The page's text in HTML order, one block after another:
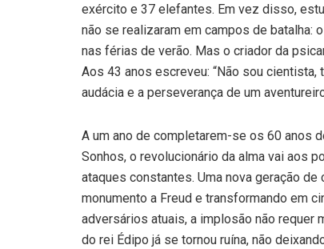
exército e 37 elefantes. Em vez disso,
não se realizaram em campos de batalha:
nas férias de verão. Mas o criador da
Aos 43 anos escreveu: “Não sou
audácia e a perseverança de um
A um ano de completarem-se os 60 anos
Sonhos, o revolucionário da alma vai aos
ataques constantes. Uma nova geração
monumento a Freud e transformando em
adversários atuais, a implosão não
do rei Édipo já se tornou ruína, não